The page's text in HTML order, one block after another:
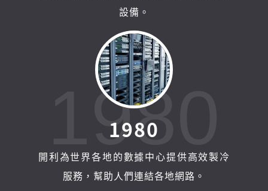
設備。
1980
1980
開利為世界各地的數據中心提供高效製冷
服務，幫助人們連結各地網路。